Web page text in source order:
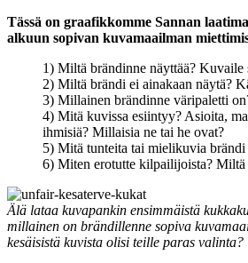
Tässä on graafikkomme Sannan
alkuun sopivan kuvamaailman
1) Miltä brändinne näyttää?
2) Miltä brändi ei ainakaan näytä?
3) Millainen brändinne väripaletti
4) Mitä kuvissa esiintyy? Asioita,
ihmisiä? Millaisia ne tai he ovat?
5) Mitä tunteita tai mielikuvia brändi
6) Miten erotutte kilpailijoista? Miltä
Älä lataa kuvapankin ensimmäistä
millainen on brändillenne sopiva
kesäisistä kuvista olisi teille paras valinta?